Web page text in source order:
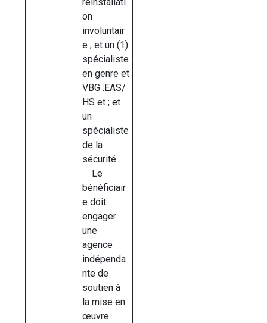
on
involuntair
e ; et un (1)
spécialiste
en genre et
VBG :EAS/
HS et ; et
un
spécialiste
de la
sécurité.
Le
bénéficiair
e doit
engager
une
agence
indépenda
nte de
soutien à
la mise en
œuvre